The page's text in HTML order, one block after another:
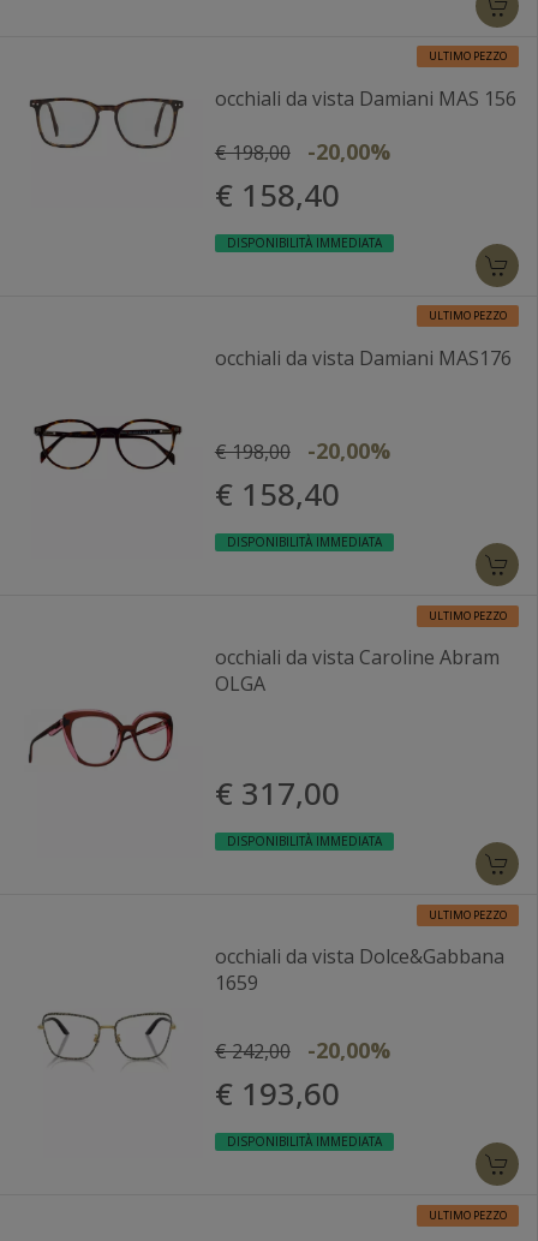
ULTIMO PEZZO
occhiali da vista Damiani MAS 156
€ 198,00 -20,00%
€ 158,40
DISPONIBILITÀ IMMEDIATA
ULTIMO PEZZO
occhiali da vista Damiani MAS176
€ 198,00 -20,00%
€ 158,40
DISPONIBILITÀ IMMEDIATA
ULTIMO PEZZO
occhiali da vista Caroline Abram
OLGA
€ 317,00
DISPONIBILITÀ IMMEDIATA
ULTIMO PEZZO
occhiali da vista Dolce&Gabbana
1659
€ 242,00 -20,00%
€ 193,60
DISPONIBILITÀ IMMEDIATA
ULTIMO PEZZO